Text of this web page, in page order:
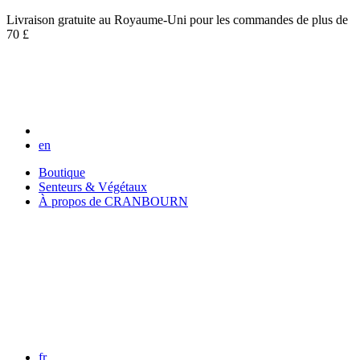
Livraison gratuite au Royaume-Uni pour les commandes de plus de
70 £
en
Boutique
Senteurs & Végétaux
À propos de CRANBOURN
fr